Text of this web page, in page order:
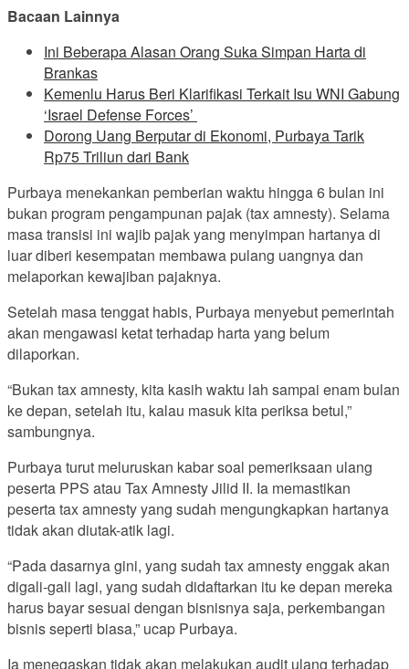
Bacaan Lainnya
Ini Beberapa Alasan Orang Suka Simpan Harta di
Brankas
Kemenlu Harus Beri Klarifikasi Terkait Isu WNI Gabung
‘Israel Defense Forces’
Dorong Uang Berputar di Ekonomi, Purbaya Tarik
Rp75 Triliun dari Bank
Purbaya menekankan pemberian waktu hingga 6 bulan ini
bukan program pengampunan pajak (tax amnesty). Selama
masa transisi ini wajib pajak yang menyimpan hartanya di
luar diberi kesempatan membawa pulang uangnya dan
melaporkan kewajiban pajaknya.
Setelah masa tenggat habis, Purbaya menyebut pemerintah
akan mengawasi ketat terhadap harta yang belum
dilaporkan.
“Bukan tax amnesty, kita kasih waktu lah sampai enam bulan
ke depan, setelah itu, kalau masuk kita periksa betul,”
sambungnya.
Purbaya turut meluruskan kabar soal pemeriksaan ulang
peserta PPS atau Tax Amnesty Jilid II. Ia memastikan
peserta tax amnesty yang sudah mengungkapkan hartanya
tidak akan diutak-atik lagi.
“Pada dasarnya gini, yang sudah tax amnesty enggak akan
digali-gali lagi, yang sudah didaftarkan itu ke depan mereka
harus bayar sesuai dengan bisnisnya saja, perkembangan
bisnis seperti biasa,” ucap Purbaya.
Ia menegaskan tidak akan melakukan audit ulang terhadap